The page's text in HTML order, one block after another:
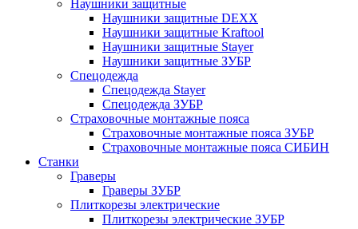
Наушники защитные
Наушники защитные DEXX
Наушники защитные Kraftool
Наушники защитные Stayer
Наушники защитные ЗУБР
Спецодежда
Спецодежда Stayer
Спецодежда ЗУБР
Страховочные монтажные пояса
Страховочные монтажные пояса ЗУБР
Страховочные монтажные пояса СИБИН
Станки
Граверы
Граверы ЗУБР
Плиткорезы электрические
Плиткорезы электрические ЗУБР